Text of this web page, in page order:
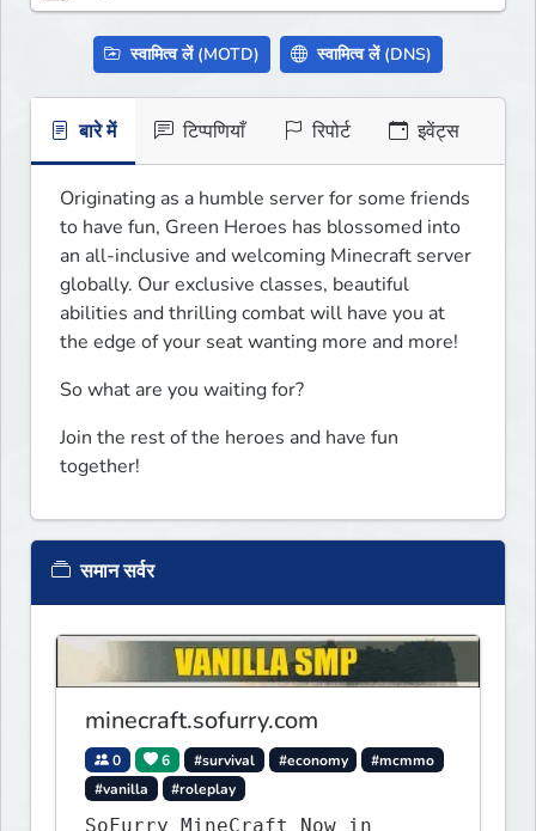
स्वामित्व लें (MOTD) स्वामित्व लें (DNS)
बारे में टिप्पणियाँ रिपोर्ट इवेंट्स
Originating as a humble server for some friends
to have fun, Green Heroes has blossomed into
an all-inclusive and welcoming Minecraft server
globally. Our exclusive classes, beautiful
abilities and thrilling combat will have you at
the edge of your seat wanting more and more!
So what are you waiting for?
Join the rest of the heroes and have fun
together!
समान सर्वर
minecraft.sofurry.com
0 6 #survival #economy
#mcmmo
#vanilla
#roleplay
SoFurry MineCraft Now in